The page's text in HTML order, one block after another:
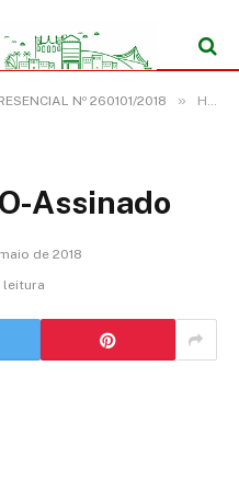
Nº 260101/2018 » HOMOLOGAÇÃO-Assinado
Assinado
de 2018
leitura